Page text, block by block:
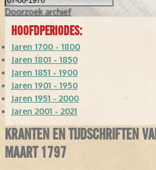
Doorzoek archief
HOOFDPERIODES:
Jaren 1700 - 1800
Jaren 1801 - 1850
Jaren 1851 - 1900
Jaren 1901 - 1950
Jaren 1951 - 2000
Jaren 2001 - 2021
KRANTEN EN TIJDSCHRIFTEN
MAART 1797